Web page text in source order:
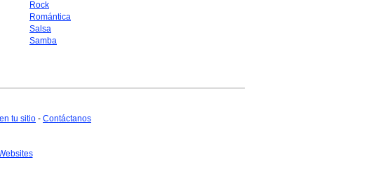
Rock
Romántica
Salsa
Samba
tu sitio - Contáctanos